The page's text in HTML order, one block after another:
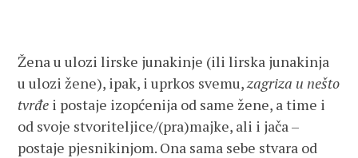
Žena u ulozi lirske junakinje (ili lirska junakinja
u ulozi žene), ipak, i uprkos svemu,zagriza u nešto
tvrđe i postaje izopćenija od same žene, a time i
od svoje stvoriteljice/(pra)majke, ali i jača –
postaje pjesnikinjom. Ona sama sebe stvara od